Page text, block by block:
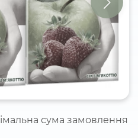
сума замовлення